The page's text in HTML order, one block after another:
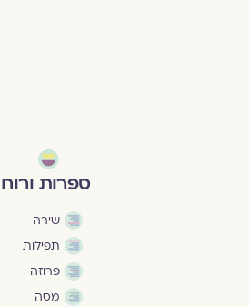
ספרות ורוח
שירה
תפילות
פרוזה
מסה